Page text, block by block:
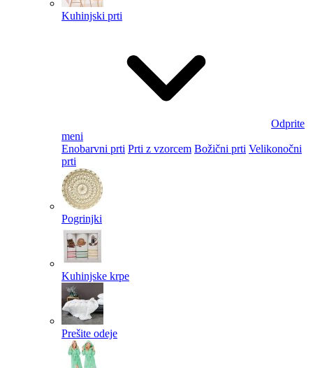
Kuhinjski prti
Odprite
meni
Enobarvni prti Prti z vzorcem Božični prti Velikonočni
prti​
Pogrinjki
Kuhinjske krpe
Prešite odeje